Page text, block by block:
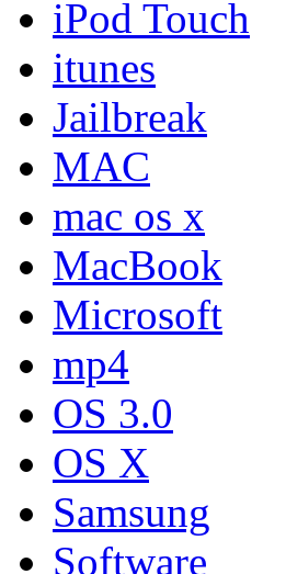
iPod Touch
itunes
Jailbreak
MAC
mac os x
MacBook
Microsoft
mp4
OS 3.0
OS X
Samsung
Software